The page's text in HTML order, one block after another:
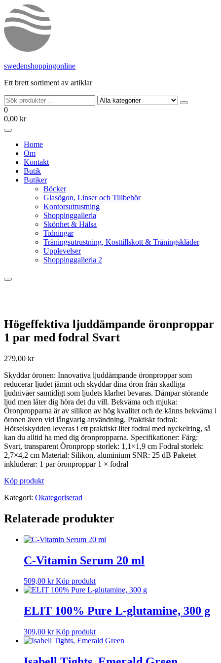
Hoppa
till
innehållet
swedenshoppingonline
Ett brett sortiment av artiklar
0
0,00 kr
Home
Om
Kontakt
Butik
Butiker
Böcker
Glasögon, Linser och Tillbehör
Kontorsutrustning
Shoppinggalleria
Skönhet & Hälsa
Tidningar
Träningsutrustning, Kosttillskott & Träningskläder
Upplevelser
Shoppinggalleria 2
Högeffektiva ljuddämpande öronproppar
1 par med fodral Svart
279,00 kr
Skyddar öronen: Innovativa ljuddämpande öronproppar som
reducerar ljudet jämnt och skyddar dina öron från skadliga
ljudnivåer samtidigt som ljudets klarhet bevaras. Dämpar störande
ljud men låter dig höra det du vill. Bekväma och mjuka:
Öronpropparna är av silikon av hög kvalitet och de känns bekväma i
öronen även vid långvarig användning. Praktiskt fodral:
Hörselskydden leveras i ett praktiskt litet fodral med nyckelring, så
kan du alltid ha med dig öronpropparna. Specifikationer: Färg:
Svart, transparent Öronpropp storlek: 1,1×1,9 cm Fodral storlek:
2,7×4,2 cm Material: Silikon, aluminium SNR: 25 dB Paketet
inkluderar: 1 par öronproppar 1 × fodral
Köp produkt
Kategori: Okategoriserad
Relaterade produkter
C-Vitamin Serum 20 ml
509,00 kr Köp produkt
ELIT 100% Pure L-glutamine, 300 g
309,00 kr Köp produkt